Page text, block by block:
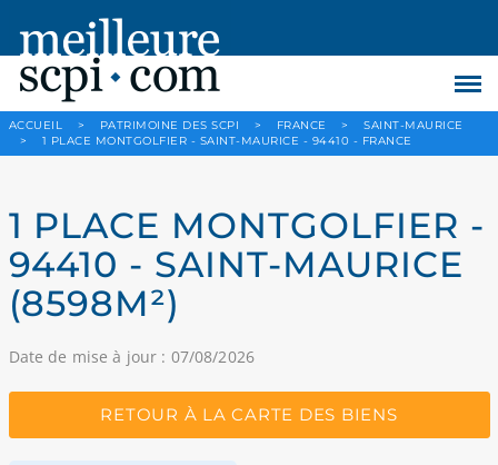
ACCUEIL > PATRIMOINE DES SCPI > FRANCE >
SAINT-MAURICE
>
1 PLACE MONTGOLFIER - SAINT-MAURICE - 94410 - FRANCE
1 PLACE MONTGOLFIER -
94410 - SAINT-MAURICE
(8598M²)
Date de mise à jour : 07/08/2026
RETOUR À LA CARTE DES BIENS